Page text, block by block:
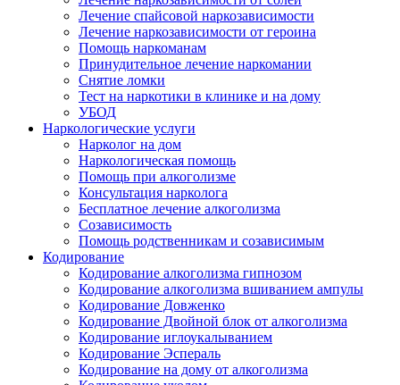
Лечение спайсовой наркозависимости
Лечение наркозависимости от героина
Помощь наркоманам
Принудительное лечение наркомании
Снятие ломки
Тест на наркотики в клинике и на дому
УБОД
Наркологические услуги
Нарколог на дом
Наркологическая помощь
Помощь при алкоголизме
Консультация нарколога
Бесплатное лечение алкоголизма
Созависимость
Помощь родственникам и созависимым
Кодирование
Кодирование алкоголизма гипнозом
Кодирование алкоголизма вшиванием ампулы
Кодирование Довженко
Кодирование Двойной блок от алкоголизма
Кодирование иглоукалыванием
Кодирование Эспераль
Кодирование на дому от алкоголизма